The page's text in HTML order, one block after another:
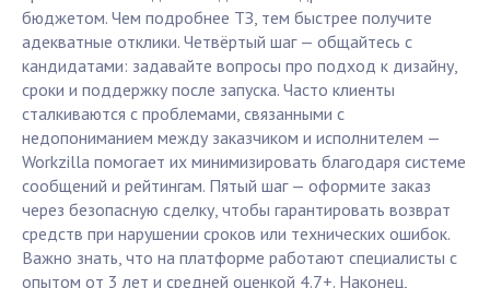
бюджетом. Чем подробнее ТЗ, тем быстрее получите
адекватные отклики. Четвёртый шаг — общайтесь с
кандидатами: задавайте вопросы про подход к дизайну,
сроки и поддержку после запуска. Часто клиенты
сталкиваются с проблемами, связанными с
недопониманием между заказчиком и исполнителем —
Workzilla помогает их минимизировать благодаря системе
сообщений и рейтингам. Пятый шаг — оформите заказ
через безопасную сделку, чтобы гарантировать возврат
средств при нарушении сроков или технических ошибок.
Важно знать, что на платформе работают специалисты с
опытом от 3 лет и средней оценкой 4.7+. Наконец,